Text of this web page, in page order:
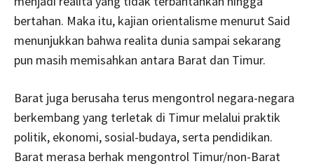
bertahan. Maka itu, kajian orientalisme menurut Said
menunjukkan bahwa realita dunia sampai sekarang
pun masih memisahkan antara Barat dan Timur.
Barat juga berusaha terus mengontrol negara-negara
berkembang yang terletak di Timur melalui praktik
politik, ekonomi, sosial-budaya, serta pendidikan.
Barat merasa berhak mengontrol Timur/non-Barat